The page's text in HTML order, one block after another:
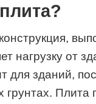
нагрузку от
для зданий,
Плита